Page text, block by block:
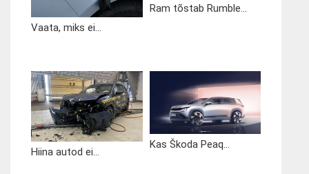
Vaata, miks ei...
Ram tõstab Rumble...
Hiina autod ei...
Kas Škoda Peaq...